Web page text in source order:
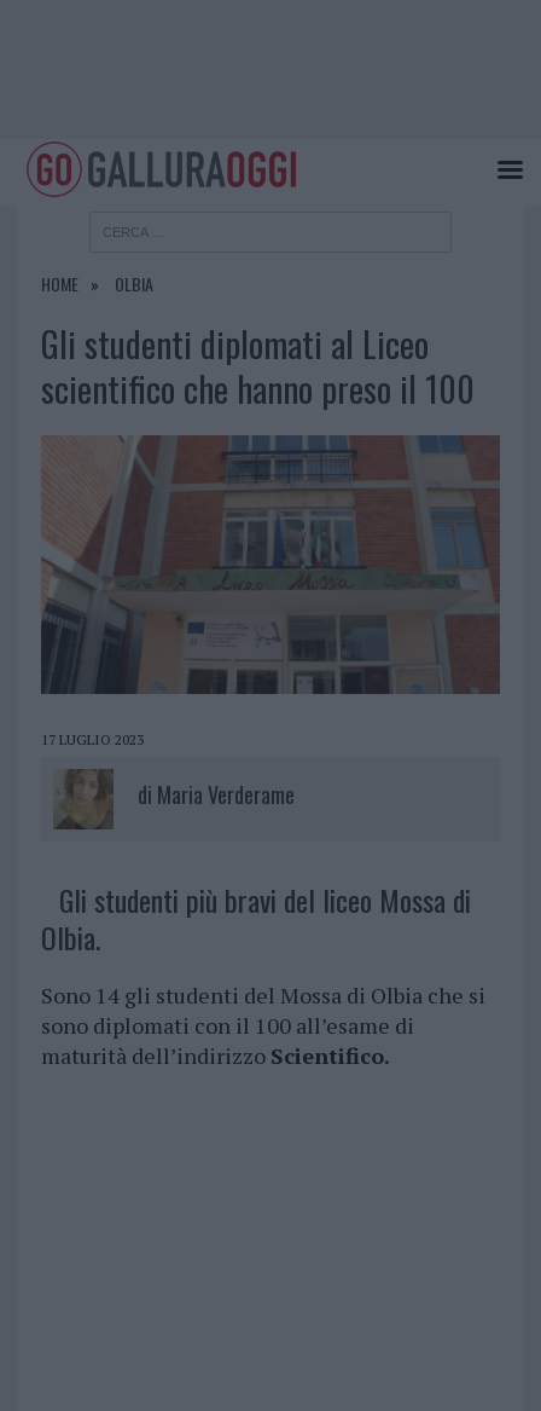
HOME OLBIA
Gli studenti diplomati al Liceo
scientifico che hanno preso il 100
17 LUGLIO 2023
di Maria Verderame
Gli studenti più bravi del liceo Mossa di
Olbia.
Sono 14 gli studenti del Mossa di Olbia che si
sono diplomati con il 100 all’esame di
maturità dell’indirizzo Scientifico.